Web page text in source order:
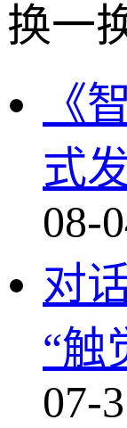
换一
《
式
08-
对
“触
07-